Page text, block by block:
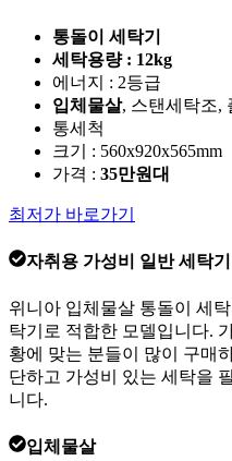
통돌이 세탁기
세탁용량 : 12kg
에너지 : 2등급
입체물살, 스탠세탁조,
통세척
크기 : 560x920x565mm
가격 : 35만원대
최저가 바로가기
자취용 가성비 일반 세탁기
위니아 입체물살 통돌이 세
탁기로 적합한 모델입니다.
황에 맞는 분들이 많이 구매
단하고 가성비 있는 세탁을
니다.
입체물살